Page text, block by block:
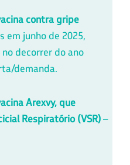
contra gripe
em junho de 2025,
decorrer do ano
demanda.
Arexvy, que
Respiratório (VSR)–